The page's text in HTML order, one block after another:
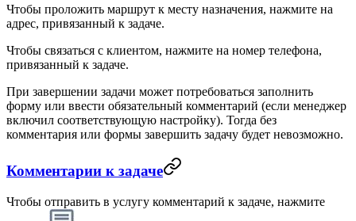
Чтобы проложить маршрут к месту назначения, нажмите на
адрес, привязанный к задаче.
Чтобы связаться с клиентом, нажмите на номер телефона,
привязанный к задаче.
При завершении задачи может потребоваться заполнить
форму или ввести обязательный комментарий (если менеджер
включил соответствующую настройку). Тогда без
комментария или формы завершить задачу будет невозможно.
Комментарии к задаче
Чтобы отправить в услугу комментарий к задаче, нажмите